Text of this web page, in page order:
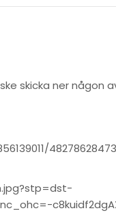
skicka ner någon